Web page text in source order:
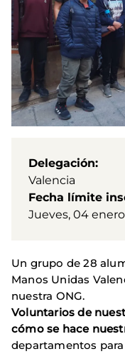
Delegación
Valencia
Fecha límite
Jueves, 04
Un grupo de 28
Manos Unidas
nuestra ONG.
Voluntarios de
cómo se hace
departamentos